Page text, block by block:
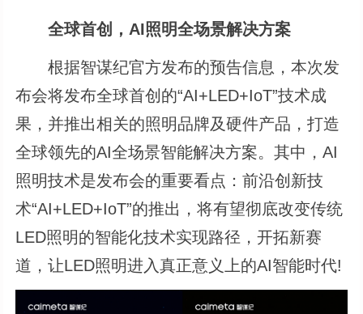
全球首创，AI照明全场景解决方案
根据智谋纪官方发布的预告信息，本次发
布会将发布全球首创的“AI+LED+IoT”技术成
果，并推出相关的照明品牌及硬件产品，打造
全球领先的AI全场景智能解决方案。其中，AI
照明技术是发布会的重要看点：前沿创新技
术“AI+LED+IoT”的推出，将有望彻底改变传统
LED照明的智能化技术实现路径，开拓新赛
道，让LED照明进入真正意义上的AI智能时代!